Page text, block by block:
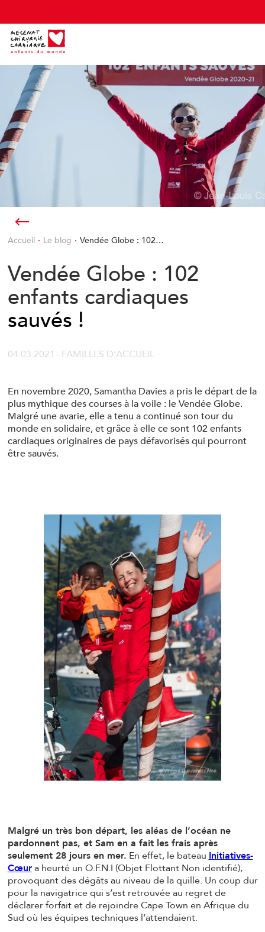
Accueil Le blog Vendée Globe : 102…
Vendée Globe : 102
enfants cardiaques
sauvés !
04.03.2021 - FAMILLES D’ACCUEIL
En novembre 2020, Samantha Davies a pris le départ de la
plus mythique des courses à la voile : le Vendée Globe.
Malgré une avarie, elle a tenu a continué son tour du
monde en solidaire, et grâce à elle ce sont 102 enfants
cardiaques originaires de pays défavorisés qui pourront
être sauvés.
Malgré un très bon départ, les aléas de l’océan ne
pardonnent pas, et Sam en a fait les frais après
seulement 28 jours en mer. En effet, le bateau Initiatives-
Cœura heurté un O.F.N.I (Objet Flottant Non identifié),
provoquant des dégâts au niveau de la quille. Un coup dur
pour la navigatrice qui s’est retrouvée au regret de
déclarer forfait et de rejoindre Cape Town en Afrique du
Sud où les équipes techniques l’attendaient.